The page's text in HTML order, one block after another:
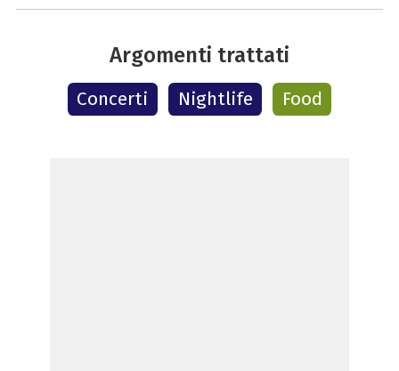
Argomenti trattati
Concerti Nightlife Food